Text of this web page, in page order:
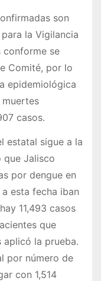
son
la Vigilancia
conforme se
Comité, por lo
epidemiológica
casos.
estatal sigue a la
que Jalisco
por dengue en
esta fecha iban
11,493 casos
que
aplicó la prueba.
por número de
con 1,514